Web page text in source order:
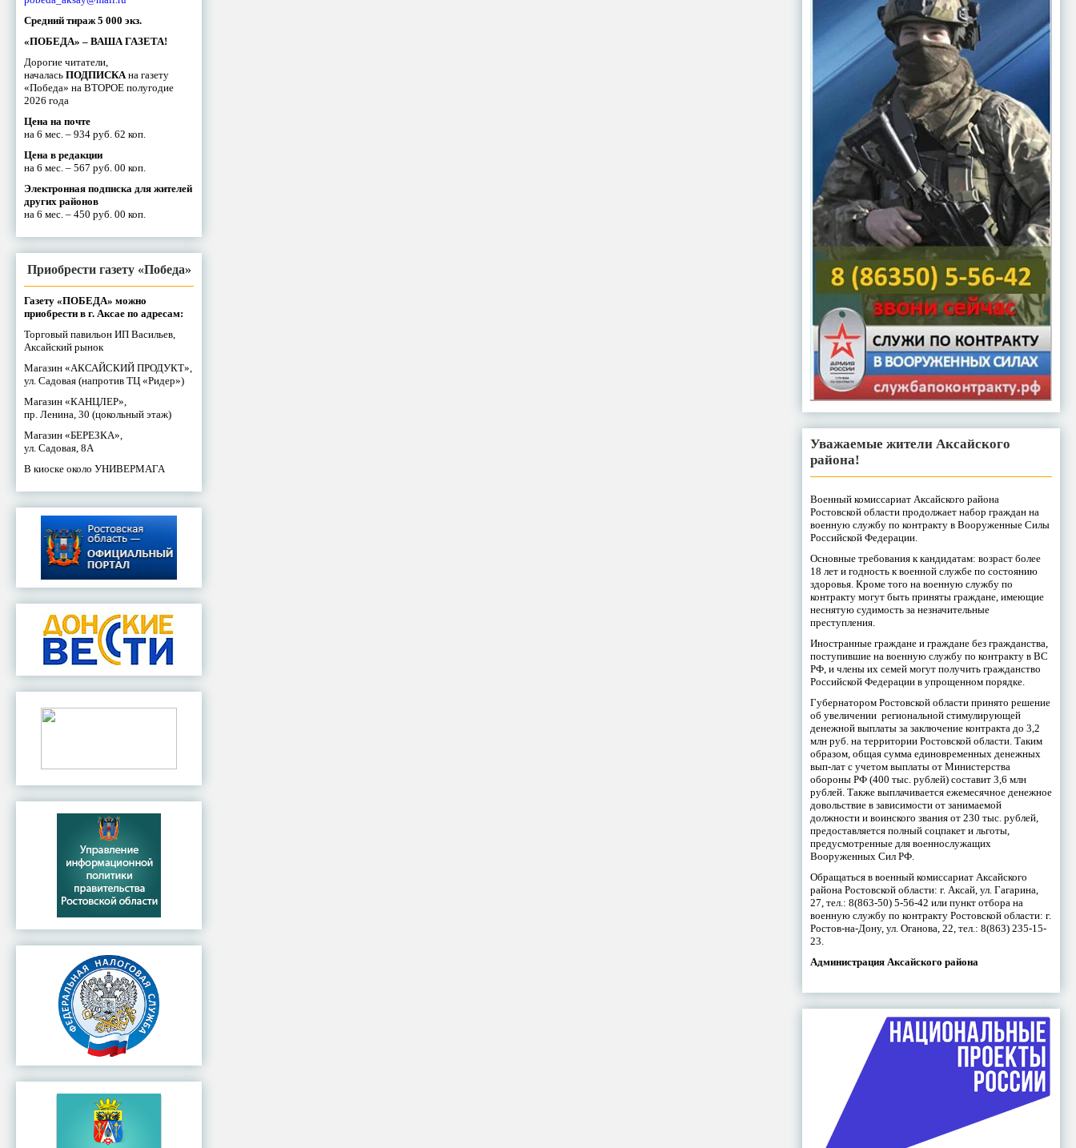
Средний тираж 5 000 экз.
«ПОБЕДА» – ВАША ГАЗЕТА!
Дорогие читатели,
началась ПОДПИСКА на газету
«Победа» на ВТОРОЕ полугодие
2026 года
Цена на почте
на 6 мес. – 934 руб. 62 коп.
Цена в редакции
на 6 мес. – 567 руб. 00 коп.
Электронная подписка для жителей
других районов
на 6 мес. – 450 руб. 00 коп.
Приобрести газету «Победа»
Газету «ПОБЕДА» можно
приобрести в г. Аксае по адресам:
Торговый павильон ИП Васильев,
Аксайский рынок
Магазин «АКСАЙСКИЙ ПРОДУКТ»,
ул. Садовая (напротив ТЦ «Ридер»)
Магазин «КАНЦЛЕР»,
пр. Ленина, 30 (цокольный этаж)
Магазин «БЕРЕЗКА»,
ул. Садовая, 8А
В киоске около УНИВЕРМАГА
Уважаемые жители Аксайского
района!
Военный комиссариат Аксайского района
Ростовской области продолжает набор граждан на
военную службу по контракту в Вооруженные Силы
Российской Федерации.
Основные требования к кандидатам: возраст более
18 лет и годность к военной службе по состоянию
здоровья. Кроме того на военную службу по
контракту могут быть приняты граждане, имеющие
неснятую судимость за незначительные
преступления.
Иностранные граждане и граждане без гражданства,
поступившие на военную службу по контракту в ВС
РФ, и члены их семей могут получить гражданство
Российской Федерации в упрощенном порядке.
Губернатором Ростовской области принято решение
об увеличении региональной стимулирующей
денежной выплаты за заключение контракта до 3,2
млн руб. на территории Ростовской области. Таким
образом, общая сумма единовременных денежных
вып-лат с учетом выплаты от Министерства
обороны РФ (400 тыс. рублей) составит 3,6 млн
рублей. Также выплачивается ежемесячное денежное
довольствие в зависимости от занимаемой
должности и воинского звания от 230 тыс. рублей,
предоставляется полный соцпакет и льготы,
предусмотренные для военнослужащих
Вооруженных Сил РФ.
Обращаться в военный комиссариат Аксайского
района Ростовской области: г. Аксай, ул. Гагарина,
27, тел.: 8(863-50) 5-56-42 или пункт отбора на
военную службу по контракту Ростовской области: г.
Ростов-на-Дону, ул. Оганова, 22, тел.: 8(863) 235-15-
23.
Администрация Аксайского района